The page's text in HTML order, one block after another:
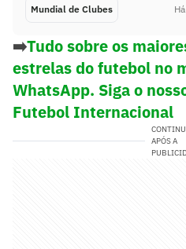
Mundial de Clubes
➡️Tudo sobre os
estrelas do futebol no
WhatsApp. Siga o
Futebol Internacional
APÓS A